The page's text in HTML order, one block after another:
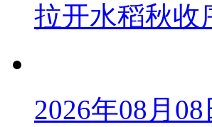
拉开水稻秋收
2026年08月